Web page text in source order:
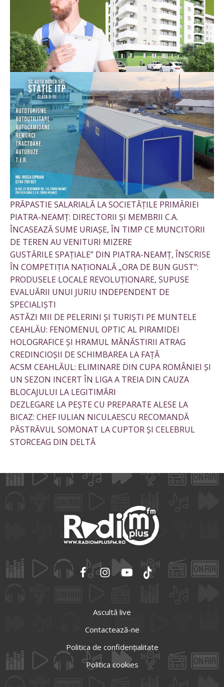
PRĂPASTIE SALARIALĂ LA SOCIETĂȚILE PRIMĂRIEI
PIATRA-NEAMȚ: DIRECTORII ȘI MEMBRII C.A.
ÎNCASEAZĂ SUME URIAȘE, ÎN TIMP CE MUNCITORII
DE TEREN AU VENITURI MIZERE
GUSTĂRILE SPAȚIALE” DIN PIATRA-NEAMȚ, ÎNSCRISE
ÎN COMPETIȚIA NAȚIONALĂ „ORA DE BUN GUST”:
PRODUSELE LOCALE REVOLUȚIONARE, SUPUSE
EVALUĂRII UNUI JURIU INDEPENDENT DE
SPECIALIȘTI
ASTĂZI MII DE PELERINI ȘI TURIȘTI PE MUNTELE
CEAHLĂU: FENOMENUL OPTIC AL PIRAMIDEI
HOLOGRAFICE ȘI HRAMUL MĂNĂSTIRII ATRAG
CREDINCIOȘII DE SCHIMBAREA LA FAȚĂ
ACSM CEAHLĂUL: ELIMINARE DIN CUPA ROMÂNIEI ȘI
UN SEZON INCERT ÎN LIGA A TREIA DIN CAUZA
BLOCAJULUI LA LEGITIMĂRI
DEZLEGARE LA PEȘTE CU PREPARATE ALESE LA
BICAZ: CHEF IULIAN NICULAESCU RECOMANDĂ
PĂSTRĂVUL SOMONAT LA CUPTOR ȘI CELEBRUL
STORCEAG DIN DELTĂ
Ascultă live
Contactează-ne
Politica de confidențialitate
Politica cookies